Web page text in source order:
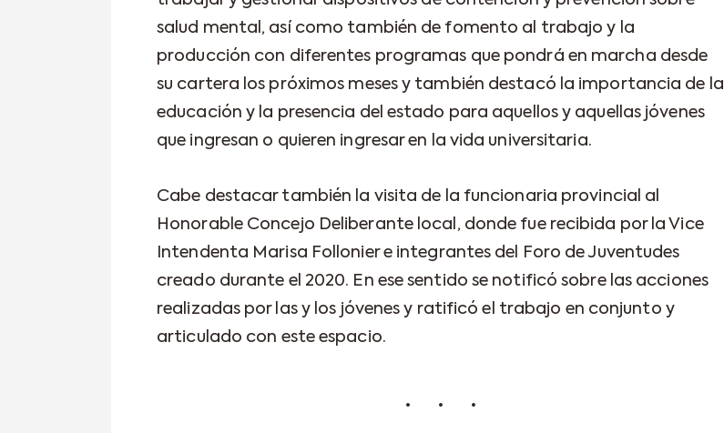
salud mental, así como también de fomento al trabajo y la
producción con diferentes programas que pondrá en marcha desde
su cartera los próximos meses y también destacó la importancia de la
educación y la presencia del estado para aquellos y aquellas jóvenes
que ingresan o quieren ingresar en la vida universitaria.
Cabe destacar también la visita de la funcionaria provincial al
Honorable Concejo Deliberante local, donde fue recibida por la Vice
Intendenta Marisa Follonier e integrantes del Foro de Juventudes
creado durante el 2020. En ese sentido se notificó sobre las acciones
realizadas por las y los jóvenes y ratificó el trabajo en conjunto y
articulado con este espacio.